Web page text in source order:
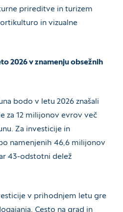
prireditve in turizem
in vizualne
2026 v znamenju obsežnih
bodo v letu 2026 znašali
za 12 milijonov evrov več
Za investicije in
namenjenih 46,6 milijonov
43-odstotni delež
v prihodnjem letu gre
Cesto na grad in